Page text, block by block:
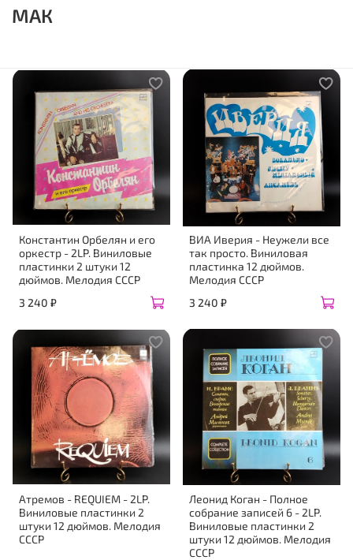
МАК
Константин Орбелян и его
оркестр - 2LP. Виниловые
пластинки 2 штуки 12
дюймов. Мелодия СССР
3 240 ₽
ВИА Иверия - Неужели все
так просто. Виниловая
пластинка 12 дюймов.
Мелодия СССР
3 240 ₽
Атремов - REQUIEM - 2LP.
Виниловые пластинки 2
штуки 12 дюймов. Мелодия
СССР
Леонид Коган - Полное
собрание записей 6 - 2LP.
Виниловые пластинки 2
штуки 12 дюймов. Мелодия
СССР